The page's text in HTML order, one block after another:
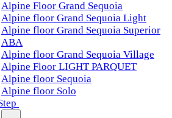
Alpine Floor Grand Sequoia
Alpine floor Grand Sequoia Light
Alpine floor Grand Sequoia Superior
ABA
Alpine floor Grand Sequoia Village
Alpine Floor LIGHT PARQUET
Alpine floor Sequoia
Alpine floor Solo